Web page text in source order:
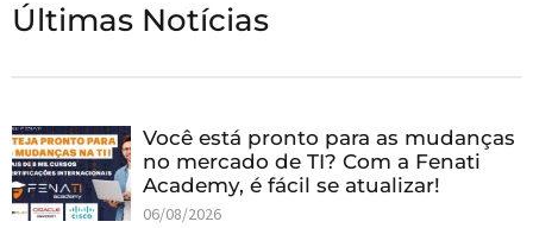
Últimas Notícias
Você está pronto para as mudanças
no mercado de TI? Com a Fenati
Academy, é fácil se atualizar!
06/08/2026